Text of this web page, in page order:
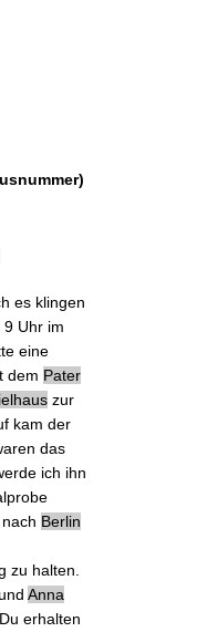
es klingen
Uhr im
eine
dem Pater
zur
kam der
das
ich ihn
Berlin
zu halten.
Anna
erhalten